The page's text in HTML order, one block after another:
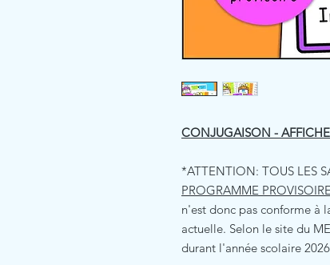
CONJUGAISON -
*ATTENTION: TOUS LES
PROGRAMME
n'est donc pas conforme à
actuelle. Selon le site du
durant l'année scolaire